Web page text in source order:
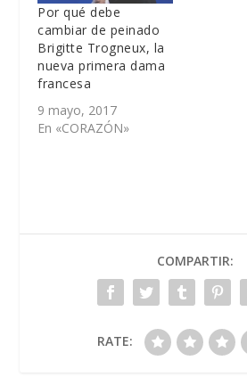
Por qué debe
cambiar de peinado
Brigitte Trogneux, la
nueva primera dama
francesa
9 mayo, 2017
En «CORAZÓN»
COMPARTIR:
RATE: